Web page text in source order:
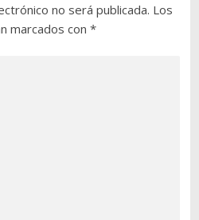
no será publicada. Los
marcados con *